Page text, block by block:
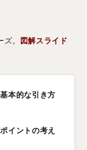
ズ。
図解スライド
本的な引き方
イントの考え